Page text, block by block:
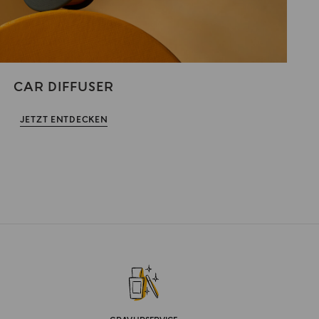
CAR DIFFUSER
JETZT ENTDECKEN